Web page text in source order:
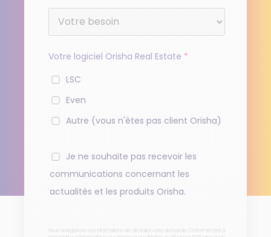
Votre logiciel Orisha Real Estate *
LSC
Even
Autre (vous n'êtes pas client Orisha)
Je ne souhaite pas recevoir les
communications concernant les
actualités et les produits Orisha.
Nous enregistrons ces informations afin de traiter votre demande. Conformément à